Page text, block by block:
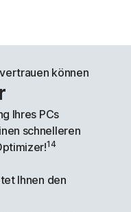
können
Ihres PCs
schnelleren
14
Ihnen den